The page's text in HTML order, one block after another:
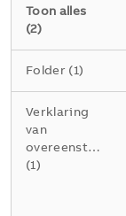
Toon alles
(2)
Folder (1)
Verklaring
van
overeenstemming
(1)